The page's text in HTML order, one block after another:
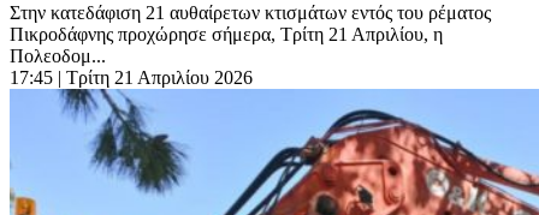
Στην κατεδάφιση 21 αυθαίρετων κτισμάτων εντός του ρέματος
Πικροδάφνης προχώρησε σήμερα, Τρίτη 21 Απριλίου, η
Πολεοδομ...
17:45 | Τρίτη 21 Απριλίου 2026